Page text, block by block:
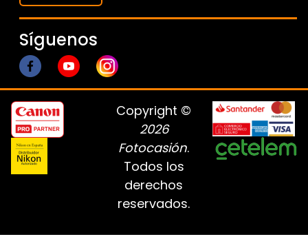
Síguenos
Copyright ©
2026
Fotocasión.
Todos los
derechos
reservados.